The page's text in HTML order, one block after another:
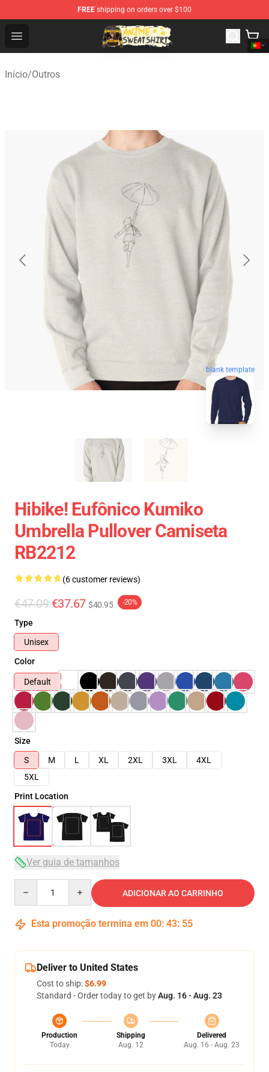
FREE shipping on orders over $100
Open menu
Anime Sweatshirts Store - The Best Store for Anime Fans
Início/Outros
blank template
Hibike! Eufônico Kumiko
Umbrella Pullover Camiseta
RB2212
(6 customer reviews)
€47.09 €37.67 $40.95 -20%
Type
Unisex
Color
Default
Size
S
M L XL 2XL 3XL
4XL
5XL
Print Location
Ver guia de tamanhos
ADICIONAR AO CARRINHO
Esta promoção termina em 00: 43: 54
Deliver to United States
Cost to ship:$6.99
Standard - Order today to get byAug. 16 - Aug. 23
Production
Today
Shipping
Aug. 12
Delivered
Aug. 16 - Aug. 23